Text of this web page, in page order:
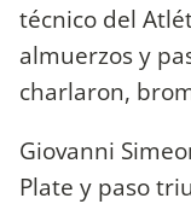
técnico del
almuerzos y
charlaron,
Giovanni
Plate y paso